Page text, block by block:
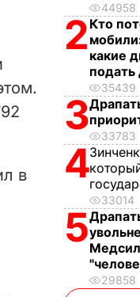
в
44958
2 Кто
какие
подать
35439
3 33783
4
33014
5
29858